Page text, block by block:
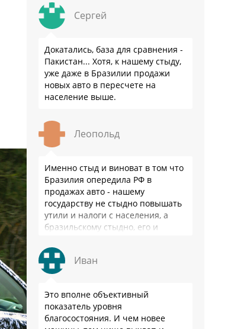
Сергей
Докатались, база для сравнения -
Пакистан... Хотя, к нашему стыду,
уже даже в Бразилии продажи
новых авто в пересчете на
население выше.
Леопольд
Именно стыд и виноват в том что
Бразилия опередила РФ в
продажах авто - нашему
государству не стыдно повышать
утили и налоги с населения, а
бразильскому стыдно, его и
Иван
Это вполне объективный
показатель уровня
благосостояния. И чем новее